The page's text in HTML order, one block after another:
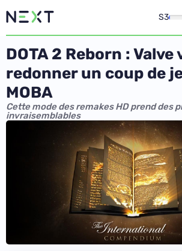
S3
DOTA 2 Reborn : Valve
redonner un coup de
MOBA
Cette mode des remakes HD prend des
invraisemblables